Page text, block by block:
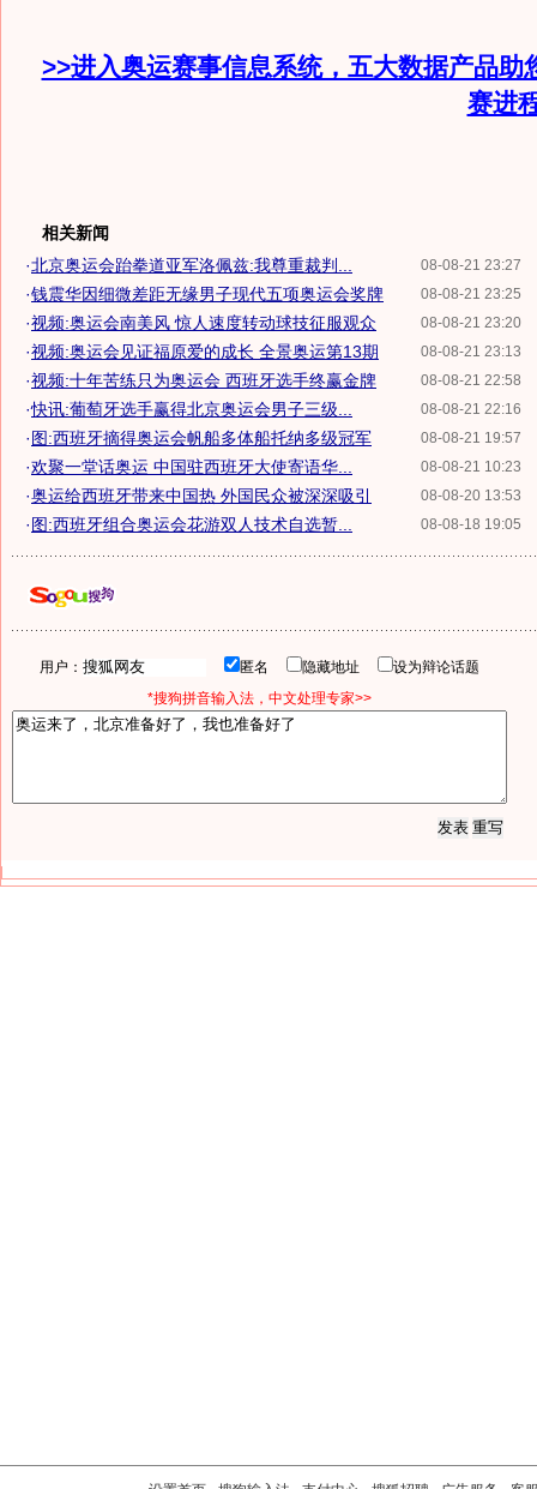
>>进入奥运赛事信息系统，五大数据产品助
赛进
相关新闻
08-08-21 23:27
·北京奥运会跆拳道亚军洛佩兹:我尊重裁判...
08-08-21 23:25
·钱震华因细微差距无缘男子现代五项奥运会奖牌
08-08-21 23:20
·视频:奥运会南美风 惊人速度转动球技征服观众
08-08-21 23:13
·视频:奥运会见证福原爱的成长 全景奥运第13期
08-08-21 22:58
·视频:十年苦练只为奥运会 西班牙选手终赢金牌
08-08-21 22:16
·快讯:葡萄牙选手赢得北京奥运会男子三级...
08-08-21 19:57
·图:西班牙摘得奥运会帆船多体船托纳多级冠军
08-08-21 10:23
·欢聚一堂话奥运 中国驻西班牙大使寄语华...
08-08-20 13:53
·奥运给西班牙带来中国热 外国民众被深深吸引
08-08-18 19:05
·图:西班牙组合奥运会花游双人技术自选暂...
用户： 匿名 隐藏地址
设为辩论话题
*搜狗拼音输入法，中文处理专家>>